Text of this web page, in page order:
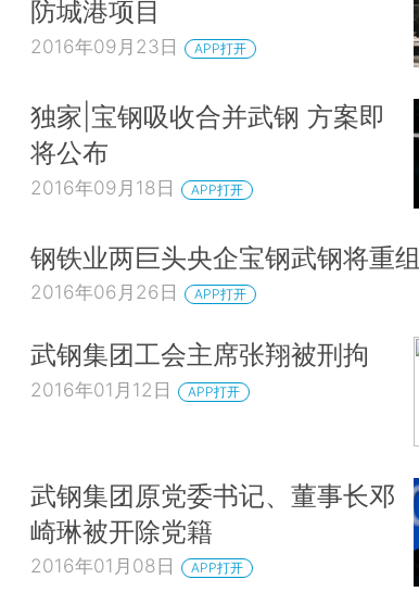
防城港项目
2016年09月23日 APP打开
独家|宝钢吸收合并武钢 方案即
将公布
2016年09月18日 APP打开
钢铁业两巨头央企宝钢武钢将重组
2016年06月26日 APP打开
武钢集团工会主席张翔被刑拘
2016年01月12日 APP打开
武钢集团原党委书记、董事长邓
崎琳被开除党籍
2016年01月08日 APP打开